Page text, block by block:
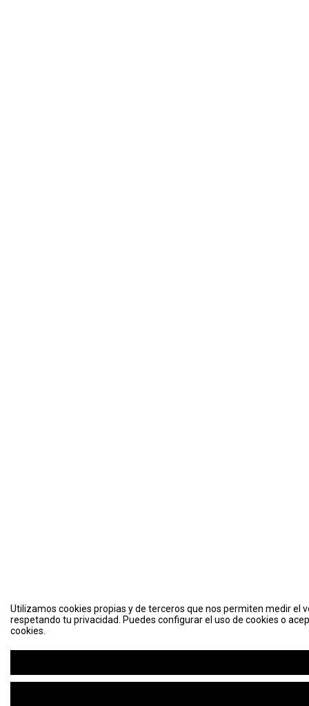
Utilizamos cookies propias y de terceros que nos permiten medir el
respetando tu privacidad. Puedes configurar el uso de cookies o
cookies.